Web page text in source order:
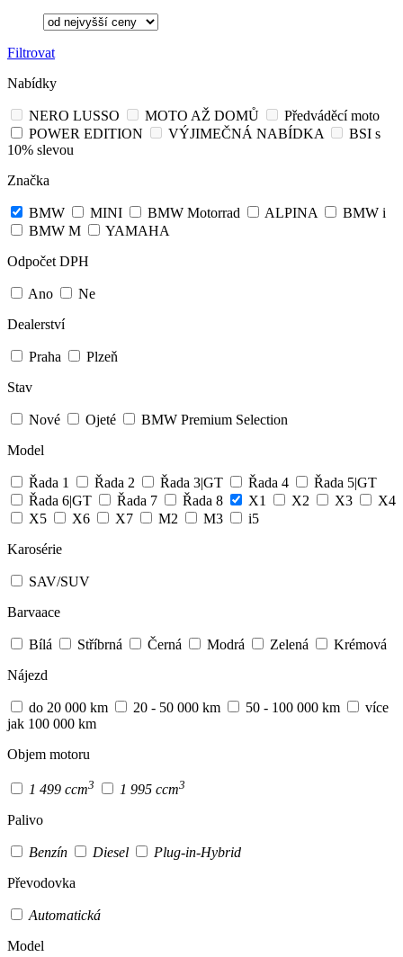
Filtrovat
Nabídky
NERO LUSSO MOTO AŽ DOMŮ
Předváděcí moto
POWER EDITION
VÝJIMEČNÁ NABÍDKA
BSI s
10% slevou
Značka
BMW MINI BMW Motorrad ALPINA
BMW i
BMW M
YAMAHA
Odpočet DPH
Ano
Ne
Dealerství
Praha
Plzeň
Stav
Nové Ojeté
BMW Premium Selection
Model
Řada 1 Řada 2 Řada 3|GT Řada 4
Řada 5|GT
Řada 6|GT
Řada 7 Řada 8 X1 X2 X3
X4
X5
X6 X7 M2 M3
i5
Karosérie
SAV/SUV
Barvaace
Bílá Stříbrná Černá Modrá Zelená
Krémová
Nájezd
do 20 000 km 20 - 50 000 km 50 - 100 000 km
více
jak 100 000 km
Objem motoru
1 499 ccm3 1 995 ccm3
Palivo
Benzín Diesel
Plug-in-Hybrid
Převodovka
Automatická
Model